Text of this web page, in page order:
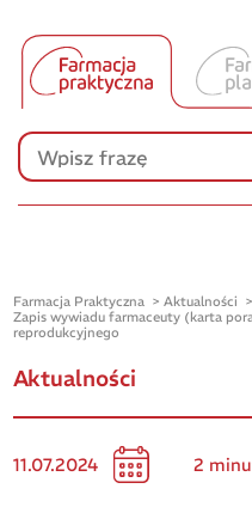
Farmacja Praktyczna
Aktualności
Zapis wywiadu farmaceuty (karta
reprodukcyjnego
Aktualności
11.07.2024 2